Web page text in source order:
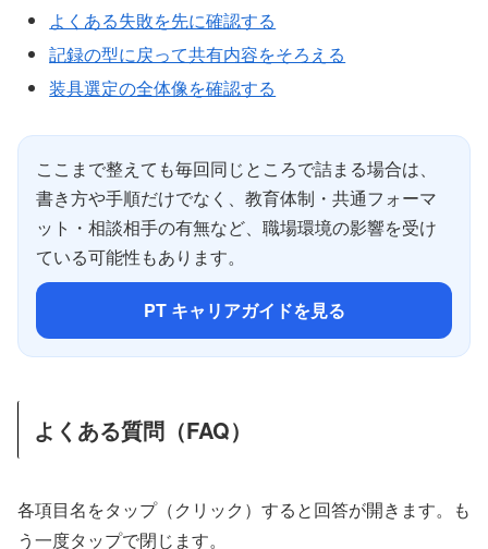
よくある失敗を先に確認する
記録の型に戻って共有内容をそろえる
装具選定の全体像を確認する
ここまで整えても毎回同じところで詰まる場合は、
書き方や手順だけでなく、教育体制・共通フォーマ
ット・相談相手の有無など、職場環境の影響を受け
ている可能性もあります。
PT キャリアガイドを見る
よくある質問（FAQ）
各項目名をタップ（クリック）すると回答が開きます。も
う一度タップで閉じます。